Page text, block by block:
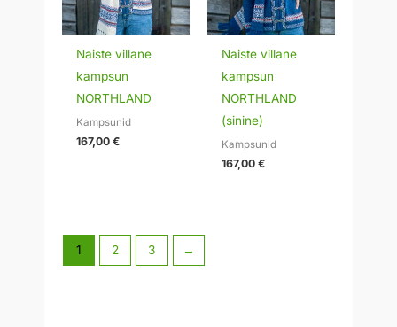
Naiste villane
kampsun
NORTHLAND
Kampsunid
167,00€
Naiste villane
kampsun
NORTHLAND
(sinine)
Kampsunid
167,00€
1 2 3 →